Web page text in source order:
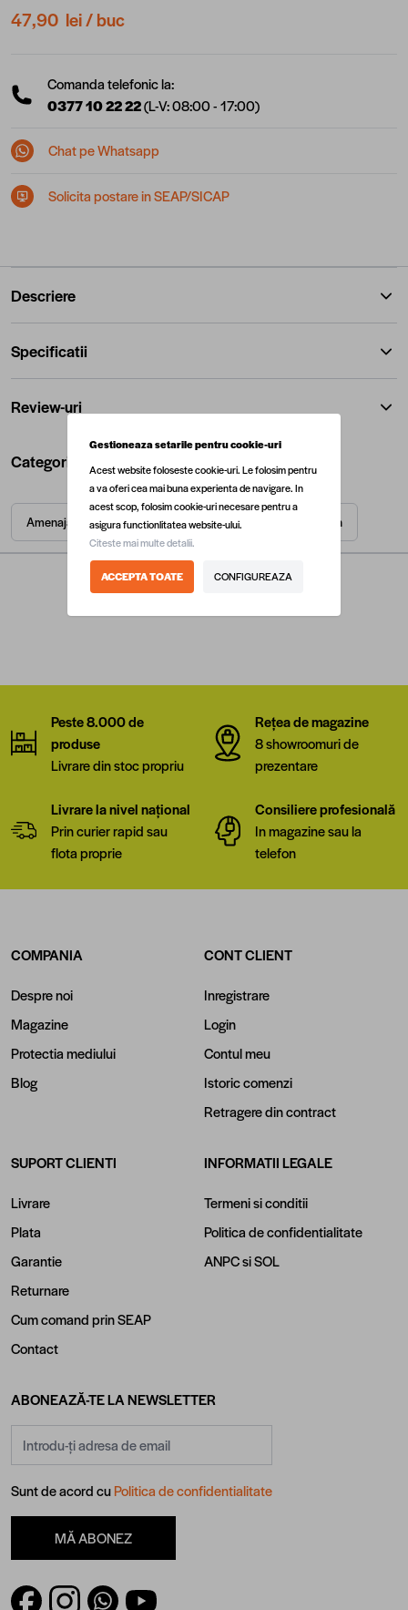
47,90 lei/ buc
Comanda telefonic la:
0377 10 22 22(L-V: 08:00 - 17:00)
Chat pe Whatsapp
Solicita postare in SEAP/SICAP
Descriere
Specificatii
Review-uri
Categorii utile
Amenajari interioare Vopsele Vopsele pentru lemn
Peste 8.000 de
produse
Livrare din stoc propriu
Rețea de magazine
8 showroomuri de
prezentare
Livrare la nivel național
Prin curier rapid sau
flota proprie
Consiliere profesională
In magazine sau la
telefon
COMPANIA
Despre noi
Magazine
Protectia mediului
Blog
CONT CLIENT
Inregistrare
Login
Contul meu
Istoric comenzi
Retragere din contract
SUPORT CLIENTI
Livrare
Plata
Garantie
Returnare
Cum comand prin SEAP
Contact
INFORMATII LEGALE
Termeni si conditii
Politica de confidentialitate
ANPCsiSOL
ABONEAZĂ-TE LA NEWSLETTER
Sunt de acord cuPolitica de confidentialitate
MĂ ABONEZ
Gestioneaza setarile pentru cookie-uri
Acest website foloseste cookie-uri. Le folosim pentru
a va oferi cea mai buna experienta de navigare. In
acest scop, folosim cookie-uri necesare pentru a
asigura functionlitatea website-ului.
Citeste mai multe detalii.
ACCEPTA TOATE CONFIGUREAZA